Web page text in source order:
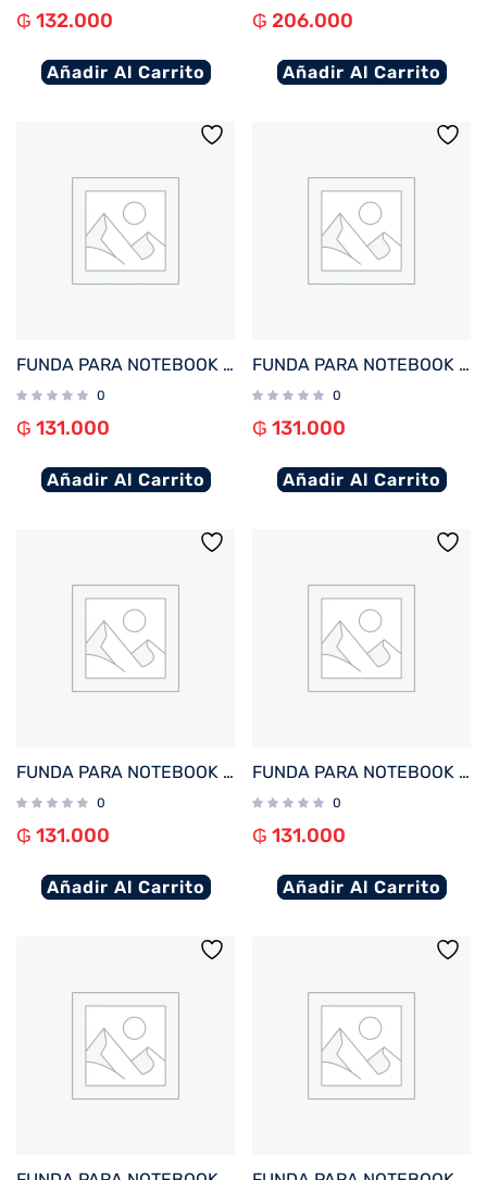
₲ 132.000
Añadir Al Carrito
₲ 206.000
Añadir Al Carrito
FUNDA PARA NOTEBOOK FTX SEDA-LV 15.6″ LAVANDA
0
₲ 131.000
Añadir Al Carrito
FUNDA PARA NOTEBOOK FTX SEDA-BR 15.6″ MARRON
0
₲ 131.000
Añadir Al Carrito
FUNDA PARA NOTEBOOK FTX SEDA-LC 15.6″ LILA
0
₲ 131.000
Añadir Al Carrito
FUNDA PARA NOTEBOOK FTX SEDA-BD 15.6″ BORDO
0
₲ 131.000
Añadir Al Carrito